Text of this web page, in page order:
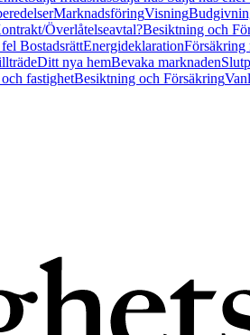
MarknadsföringVisning
Överlåtelseavtal?Besiktning och
BostadsrättEnergideklaration
Ditt nya hemBevaka marknaden
fastighetBesiktning och Försäkring